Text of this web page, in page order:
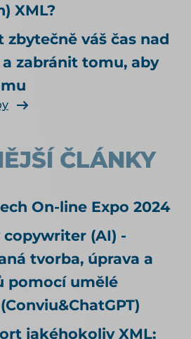
oficiálně, a vyplatí se to?
když agent koupí něco
řeší téma SEO a UX pro
naplnit produktová
XML?
zbytečně váš čas nad
zabránit tomu, aby
ČLÁNKY
On-line Expo 2024
(AI) -
tvorba, úprava a
pomocí umělé
jakéhokoliv XML: